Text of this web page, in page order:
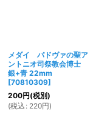
メダイ パドヴァの聖ア
ントニオ司祭教会博士
銀+青 22mm
[70810309]
200円(税別)
(税込 : 220円)